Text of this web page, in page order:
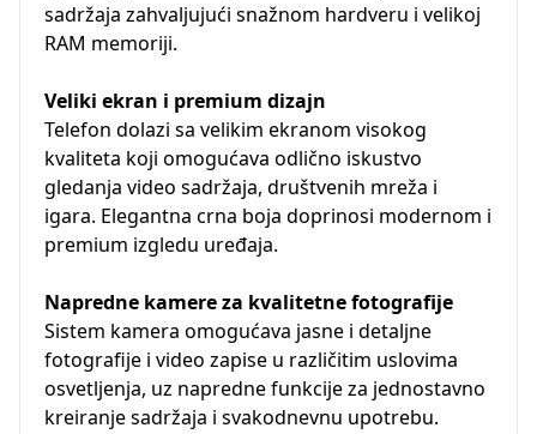
sadržaja zahvaljujući snažnom hardveru i velikoj
RAM memoriji.
Veliki ekran i premium dizajn
Telefon dolazi sa velikim ekranom visokog
kvaliteta koji omogućava odlično iskustvo
gledanja video sadržaja, društvenih mreža i
igara. Elegantna crna boja doprinosi modernom i
premium izgledu uređaja.
Napredne kamere za kvalitetne fotografije
Sistem kamera omogućava jasne i detaljne
fotografije i video zapise u različitim uslovima
osvetljenja, uz napredne funkcije za jednostavno
kreiranje sadržaja i svakodnevnu upotrebu.